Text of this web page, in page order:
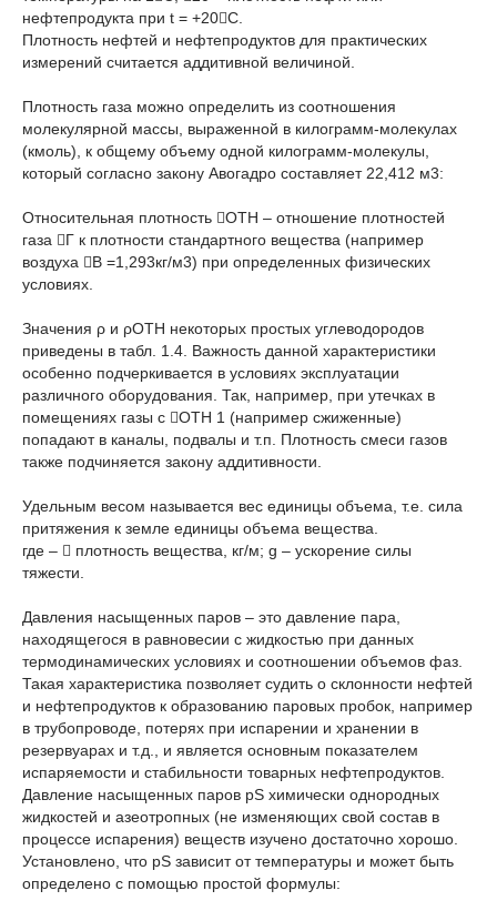
нефтепродукта при t = +20С.
Плотность нефтей и нефтепродуктов для практических
измерений считается аддитивной величиной.
Плотность газа можно определить из соотношения
молекулярной массы, выраженной в килограмм-молекулах
(кмоль), к общему объему одной килограмм-молекулы,
который согласно закону Авогадро составляет 22,412 м3:
Относительная плотность ОТН – отношение плотностей
газа Г к плотности стандартного вещества (например
воздуха В =1,293кг/м3) при определенных физических
условиях.
Значения ρ и ρОТН некоторых простых углеводородов
приведены в табл. 1.4. Важность данной характеристики
особенно подчеркивается в условиях эксплуатации
различного оборудования. Так, например, при утечках в
помещениях газы с ОТН 1 (например сжиженные)
попадают в каналы, подвалы и т.п. Плотность смеси газов
также подчиняется закону аддитивности.
Удельным весом называется вес единицы объема, т.е. сила
притяжения к земле единицы объема вещества.
где –  плотность вещества, кг/м; g – ускорение силы
тяжести.
Давления насыщенных паров – это давление пара,
находящегося в равновесии с жидкостью при данных
термодинамических условиях и соотношении объемов фаз.
Такая характеристика позволяет судить о склонности нефтей
и нефтепродуктов к образованию паровых пробок, например
в трубопроводе, потерях при испарении и хранении в
резервуарах и т.д., и является основным показателем
испаряемости и стабильности товарных нефтепродуктов.
Давление насыщенных паров рS химически однородных
жидкостей и азеотропных (не изменяющих свой состав в
процессе испарения) веществ изучено достаточно хорошо.
Установлено, что рS зависит от температуры и может быть
определено с помощью простой формулы: